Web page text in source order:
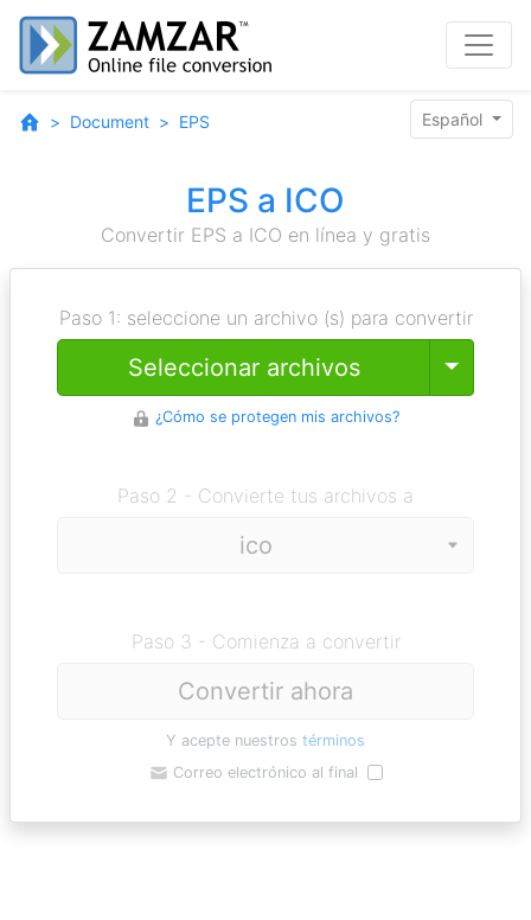
Document EPS Español
EPS a ICO
Convertir EPS a ICO en línea y gratis
Paso 1: seleccione un archivo (s) para convertir
Seleccionar archivos Toggle
¿Cómo se protegen mis archivos?
Paso 2 - Convierte tus archivos a
Paso 3 - Comienza a convertir
Convertir ahora
Y acepte nuestros términos
Correo electrónico al final